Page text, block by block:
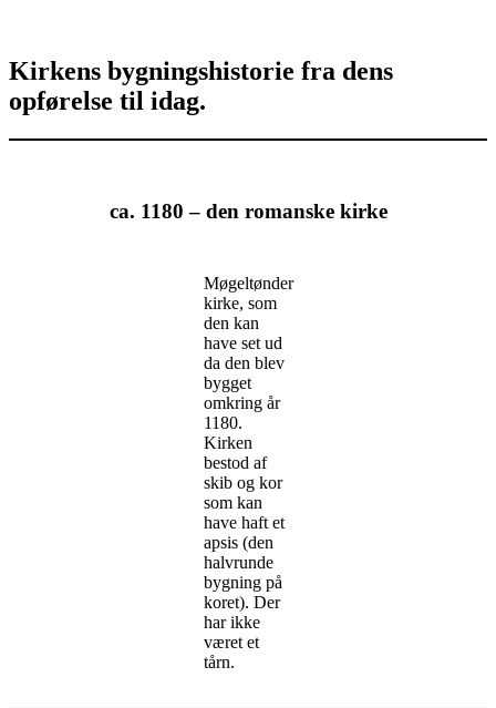
Kirkens bygningshistorie fra dens
opførelse til idag.
ca. 1180 – den romanske kirke
Møgeltønder
kirke, som
den kan
have set ud
da den blev
bygget
omkring år
1180.
Kirken
bestod af
skib og kor
som kan
have haft et
apsis (den
halvrunde
bygning på
koret). Der
har ikke
været et
tårn.